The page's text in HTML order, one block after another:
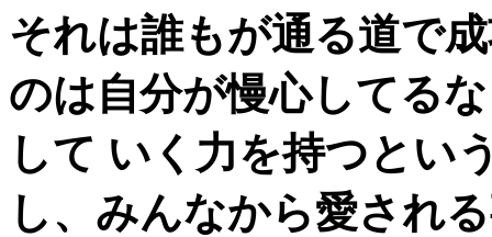
それは誰もが通る道で
のは自分が慢心してる
して いく力を持つとい
し、みんなから愛され